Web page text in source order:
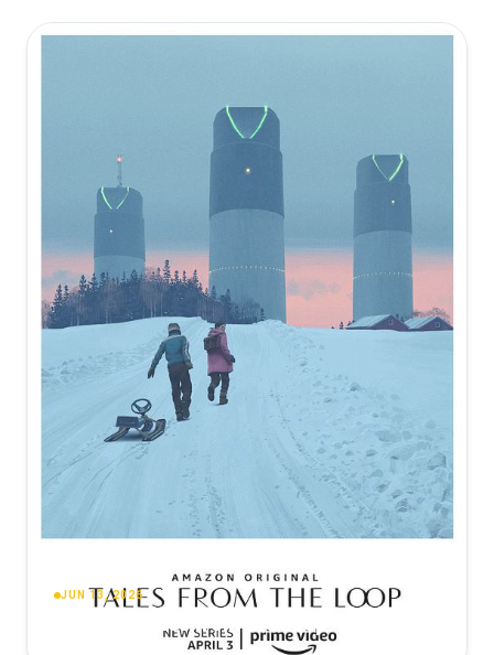
JUN 13, 2026
环形物语 Tales from the Loop